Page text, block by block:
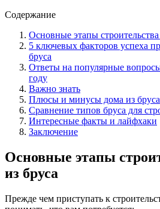
Содержание
Основные этапы
5 ключевых факторов успеха
бруса
Ответы на популярные
году
Важно знать
Плюсы и минусы дома из бруса
Сравнение типов бруса для
Интересные факты и лайфхаки
Заключение
Основные этапы
из бруса
Прежде чем приступать к